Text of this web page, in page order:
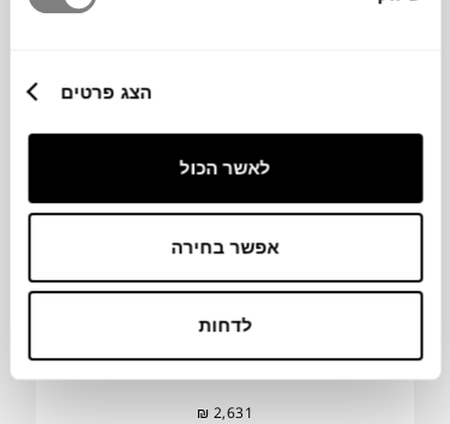
הצג פרטים
לאשר הכול
אפשר בחירה
לדחות
₪ 2,631